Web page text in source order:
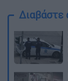
Διαβάστε